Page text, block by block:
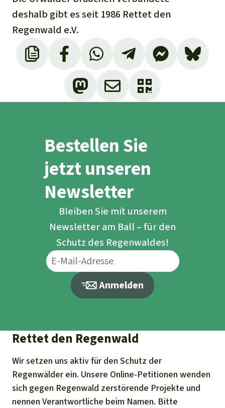
deshalb gibt es seit 1986 Rettet den
Regenwald e.V.
Bestellen Sie
jetzt unseren
Newsletter
Bleiben Sie mit unserem
Newsletter am Ball – für den
Schutz des Regenwaldes!
Anmelden
Rettet den Regenwald
Wir setzen uns aktiv für den Schutz der
Regenwälder ein. Unsere Online-Petitionen wenden
sich gegen Regenwald zerstörende Projekte und
nennen Verantwortliche beim Namen. Bitte